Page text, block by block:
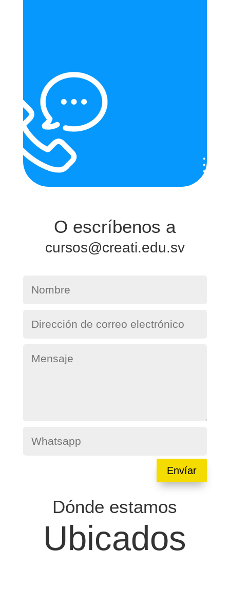
O escríbenos a
cursos@creati.edu.sv
Envíar
Dónde estamos
Ubicados